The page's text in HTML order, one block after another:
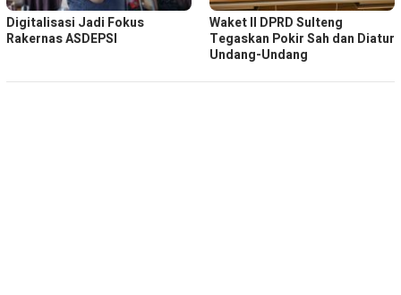
Digitalisasi Jadi Fokus
Rakernas ASDEPSI
Waket ll DPRD Sulteng
Tegaskan Pokir Sah dan Diatur
Undang-Undang